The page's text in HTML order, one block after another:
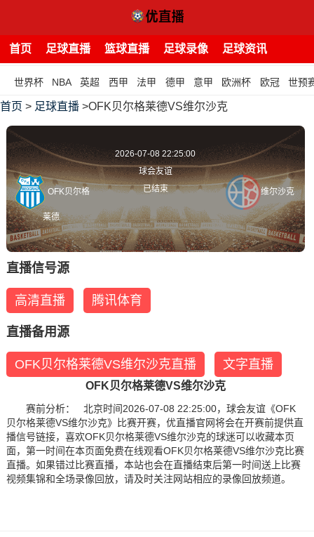
首页 足球直播 篮球直播 足球录像 足球资讯
世界杯 NBA 英超 西甲 法甲 德甲 意甲 欧洲杯 欧冠 世预
首页 > 足球直播 >OFK贝尔格莱德VS维尔沙克
OFK贝尔格
莱德
2026-07-08 22:25:00
球会友谊
已结束
维尔沙克
直播信号源
高清直播 腾讯体育
直播备用源
OFK贝尔格莱德VS维尔沙克直播 文字直播
OFK贝尔格莱德VS维尔沙克
赛前分析： 北京时间2026-07-08 22:25:00，球会友谊《OFK
贝尔格莱德VS维尔沙克》比赛开赛，优直播官网将会在开赛前提供直
播信号链接，喜欢OFK贝尔格莱德VS维尔沙克的球迷可以收藏本页
面，第一时间在本页面免费在线观看OFK贝尔格莱德VS维尔沙克比赛
直播。如果错过比赛直播，本站也会在直播结束后第一时间送上比赛
视频集锦和全场录像回放，请及时关注网站相应的录像回放频道。